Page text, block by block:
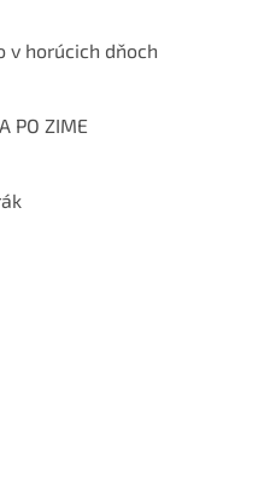
v horúcich dňoch
PO ZIME